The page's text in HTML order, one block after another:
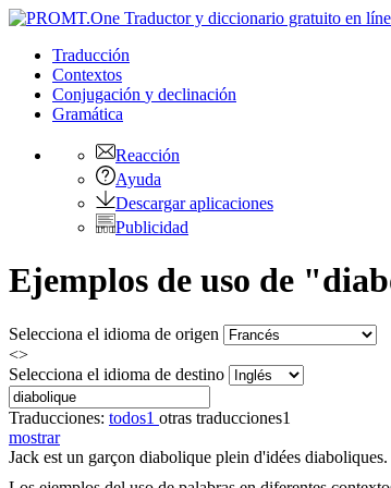
Traducción
Contextos
Conjugación y declinación
Gramática
Reacción
Ayuda
Descargar aplicaciones
Publicidad
Ejemplos de uso de
Selecciona el idioma de origen
<>
Selecciona el idioma de destino
Traducciones: todos1 otras traducciones1
mostrar
Jack est un garçon diabolique plein d'idées diaboliques.